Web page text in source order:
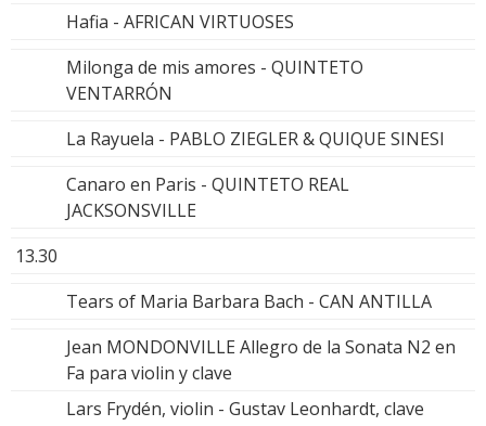
Hafia - AFRICAN VIRTUOSES
Milonga de mis amores - QUINTETO
VENTARRÓN
La Rayuela - PABLO ZIEGLER & QUIQUE SINESI
Canaro en Paris - QUINTETO REAL
JACKSONSVILLE
13.30
Tears of Maria Barbara Bach - CAN ANTILLA
Jean MONDONVILLE Allegro de la Sonata N2 en
Fa para violin y clave
Lars Frydén, violin - Gustav Leonhardt, clave